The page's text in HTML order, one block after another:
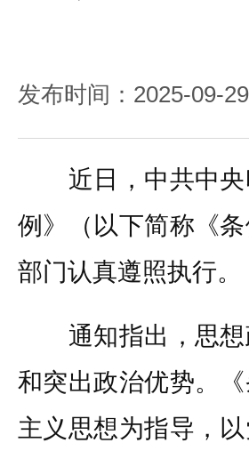
发布时间：2025-09-29
近日，中共中
例》（以下简称《
部门认真遵照执行。
通知指出，思想
和突出政治优势。
主义思想为指导，